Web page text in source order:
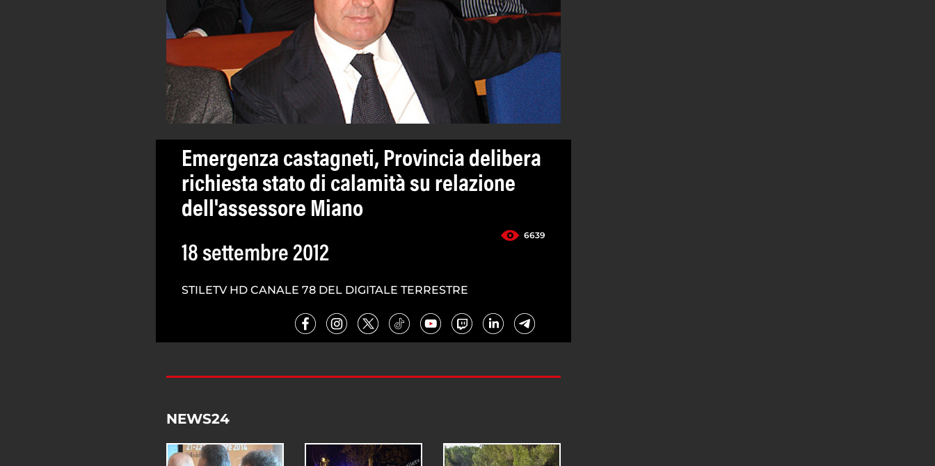
Emergenza castagneti, Provincia delibera
richiesta stato di calamità su relazione
dell'assessore Miano
6639
18 settembre 2012
STILETV HD CANALE 78 DEL DIGITALE TERRESTRE
NEWS24